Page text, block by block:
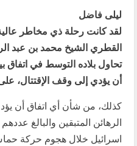
ليلى فاضل
لقد كانت رحلة ذي مخاطر
القطري الشيخ محمد بن عبد
تحاول بلاده التوسط في
أن يؤدي إلى وقف الإقتتال، على
كذلك، من شأن أي اتفاق أن